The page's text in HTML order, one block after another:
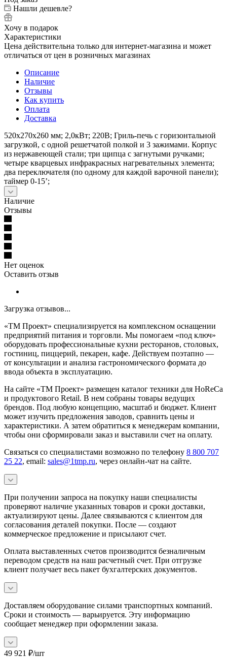
Нашли дешевле?
Хочу в подарок
Характеристики
Цена действительна только для интернет-магазина и может
отличаться от цен в розничных магазинах
Описание
Наличие
Отзывы
Как купить
Оплата
Доставка
520х270х260 мм; 2,0кВт; 220В; Гриль-печь с горизонтальной
загрузкой, с одной решетчатой полкой и 3 зажимами. Корпус
из нержавеющей стали; три щипца с загнутыми ручками;
четыре кварцевых инфракрасных нагревательных элемента;
два переключателя (по одному для каждой варочной панели);
таймер 0-15’;
Наличие
Отзывы
Нет оценок
Оставить отзыв
Загрузка отзывов...
«ТМ Проект» специализируется на комплексном оснащении
предприятий питания и торговли. Мы помогаем «под ключ»
оборудовать профессиональные кухни ресторанов, столовых,
гостиниц, пиццерий, пекарен, кафе. Действуем поэтапно —
от консультации и анализа гастрономического формата до
ввода объекта в эксплуатацию.
На сайте «ТМ Проект» размещен каталог техники для HoReCa
и продуктового Retail. В нем собраны товары ведущих
брендов. Под любую концепцию, масштаб и бюджет. Клиент
может изучить предложения заводов, сравнить цены и
характеристики. А затем обратиться к менеджерам компании,
чтобы они сформировали заказ и выставили счет на оплату.
Связаться со специалистами возможно по телефону 8 800 707
25 22, email: sales@1tmp.ru, через онлайн-чат на сайте.
При получении запроса на покупку наши специалисты
проверяют наличие указанных товаров и сроки доставки,
актуализируют цены. Далее связываются с клиентом для
согласования деталей покупки. После — создают
коммерческое предложение и присылают счет.
Оплата выставленных счетов производится безналичным
переводом средств на наш расчетный счет. При отгрузке
клиент получает весь пакет бухгалтерских документов.
Доставляем оборудование силами транспортных компаний.
Сроки и стоимость — варьируется. Эту информацию
сообщает менеджер при оформлении заказа.
49 921 ₽/шт